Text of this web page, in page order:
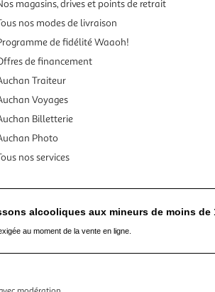
magasins, drives et points de retrait
nos modes de livraison
de fidélité Waaoh!
de financement
Traiteur
Voyages
Billetterie
Photo
nos services
alcooliques aux mineurs de moins de
au moment de la vente en ligne.